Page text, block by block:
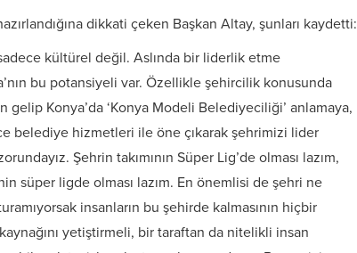
dikkati çeken Başkan Altay, şunları kaydetti:
kültürel değil. Aslında bir liderlik etme
bu potansiyeli var. Özellikle şehircilik konusunda
Konya’da ‘Konya Modeli Belediyeciliği’ anlamaya,
belediye hizmetleri ile öne çıkarak şehrimizi lider
Şehrin takımının Süper Lig’de olması lazım,
süper ligde olması lazım. En önemlisi de şehri ne
insanların bu şehirde kalmasının hiçbir
yetiştirmeli, bir taraftan da nitelikli insan